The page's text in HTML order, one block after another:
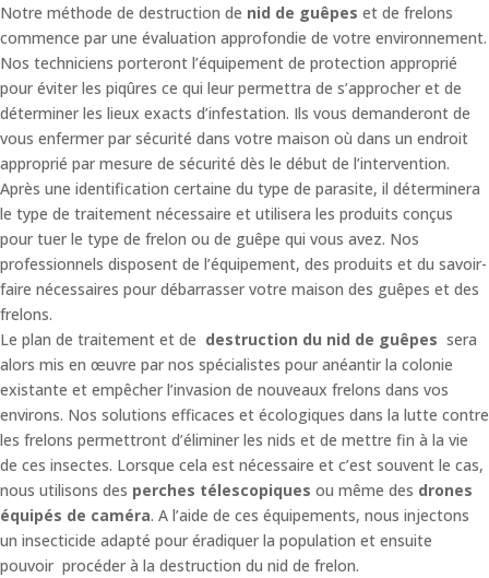
Notre méthode de destruction de nid de guêpes et de frelons
commence par une évaluation approfondie de votre environnement.
Nos techniciens porteront l’équipement de protection approprié
pour éviter les piqûres ce qui leur permettra de s’approcher et de
déterminer les lieux exacts d’infestation. Ils vous demanderont de
vous enfermer par sécurité dans votre maison où dans un endroit
approprié par mesure de sécurité dès le début de l’intervention.
Après une identification certaine du type de parasite, il déterminera
le type de traitement nécessaire et utilisera les produits conçus
pour tuer le type de frelon ou de guêpe qui vous avez. Nos
professionnels disposent de l’équipement, des produits et du savoir-
faire nécessaires pour débarrasser votre maison des guêpes et des
frelons.
Le plan de traitement et de destruction du nid de guêpes sera
alors mis en œuvre par nos spécialistes pour anéantir la colonie
existante et empêcher l’invasion de nouveaux frelons dans vos
environs. Nos solutions efficaces et écologiques dans la lutte contre
les frelons permettront d’éliminer les nids et de mettre fin à la vie
de ces insectes. Lorsque cela est nécessaire et c’est souvent le cas,
nous utilisons des perches télescopiques ou même des drones
équipés de caméra. A l’aide de ces équipements, nous injectons
un insecticide adapté pour éradiquer la population et ensuite
pouvoir procéder à la destruction du nid de frelon.